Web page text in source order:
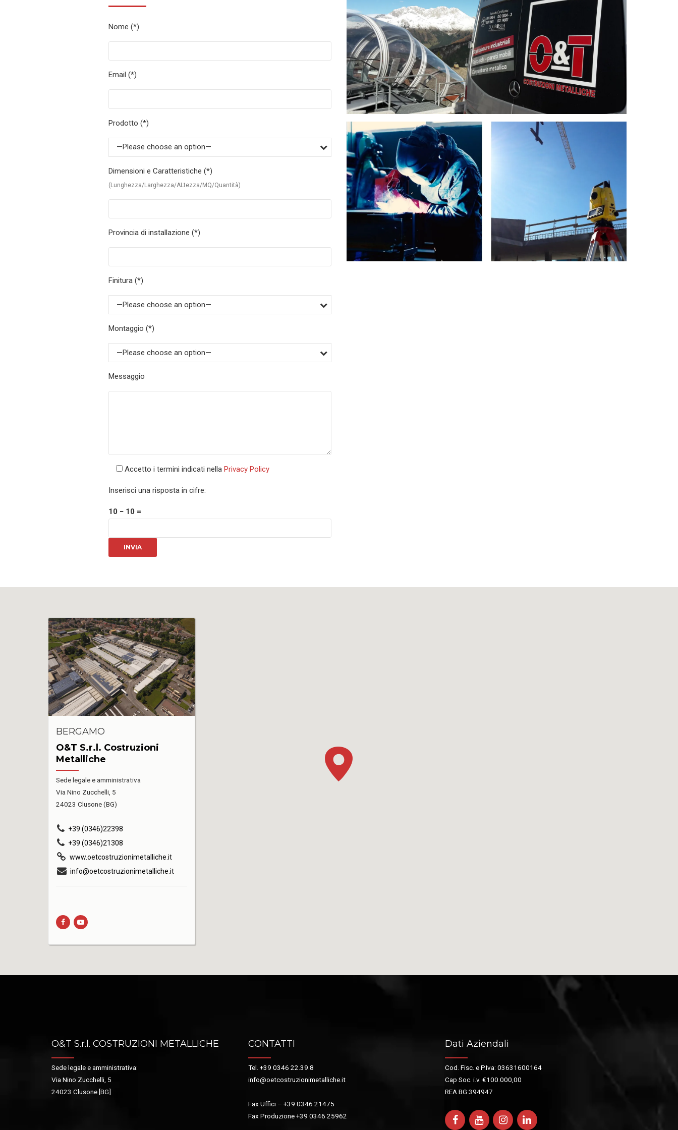
Scale in ferro
Strutture Metalliche
Nome (*)
Email (*)
Prodotto (*)
—Please choose an option—
Dimensioni e Caratteristiche (*)
(Lunghezza/Larghezza/ALtezza/MQ/Quantità)
Provincia di installazione (*)
Finitura (*)
—Please choose an option—
Montaggio (*)
—Please choose an option—
Messaggio
Accetto i termini indicati nella Privacy Policy
Inserisci una risposta in cifre:
10 − 10 =
BERGAMO
O&T S.r.l. Costruzioni
Metalliche
Sede legale e amministrativa
Via Nino Zucchelli, 5
24023 Clusone (BG)
+39 (0346)22398
+39 (0346)21308
www.oetcostruzionimetalliche.it
info@oetcostruzionimetalliche.it
O&T S.r.l. COSTRUZIONI METALLICHE
Sede legale e amministrativa:
Via Nino Zucchelli, 5
24023 Clusone [BG]
CONTATTI
Tel. +39 0346 22.39.8
info@oetcostruzionimetalliche.it
Fax Uffici – +39 0346 21475
Fax Produzione +39 0346 25962
Dati Aziendali
Cod. Fisc. e P.Iva: 03631600164
Cap Soc. i.v. €100.000,00
REA BG 394947